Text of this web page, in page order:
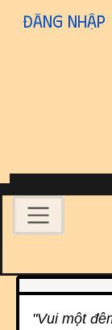
Site
Đăng nhập
Related
"Vui một